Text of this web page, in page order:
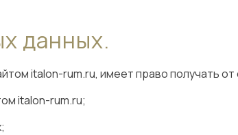
данных.
italon-rum.ru, имеет право получать от
italon-rum.ru;